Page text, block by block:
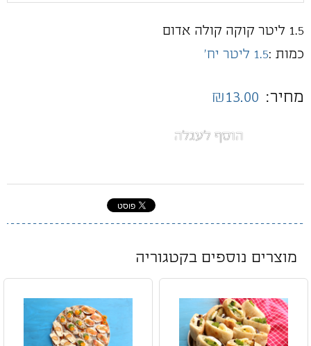
1.5 ליטר קוקה קולה אדום
כמות :1.5 ליטר יח'
מחיר: ₪13.00
הוסף לעגלה
מוצרים נוספים בקטגוריה